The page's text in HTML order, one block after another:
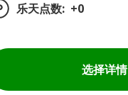
乐天点数: +0
选择详情